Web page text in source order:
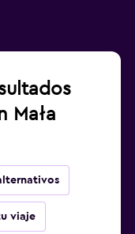
Mała
viaje